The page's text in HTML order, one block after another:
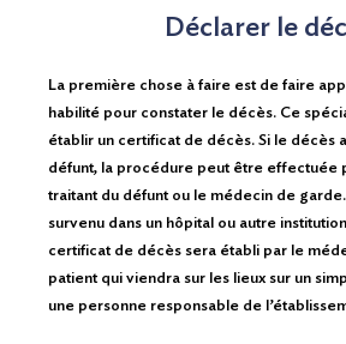
Déclarer le
La première chose à faire est de faire
habilité pour constater le décès. Ce
établir un certificat de décès. Si le décès
défunt, la procédure peut être effectuée
traitant du défunt ou le médecin de
survenu dans un hôpital ou autre
certificat de décès sera établi par le
patient qui viendra sur les lieux sur un
une personne responsable de